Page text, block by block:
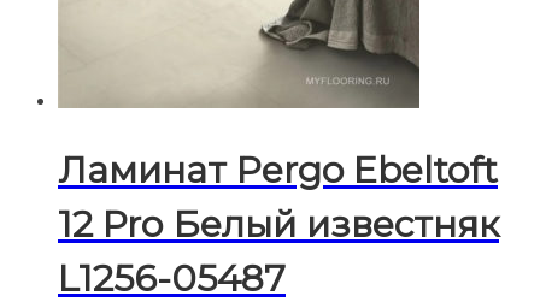
Ламинат Pergo Ebeltoft
12 Pro Белый известняк
L1256-05487